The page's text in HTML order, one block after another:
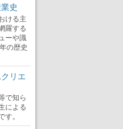
史
ける主
羅する
ーや識
の歴史
リエ
で知ら
による
。